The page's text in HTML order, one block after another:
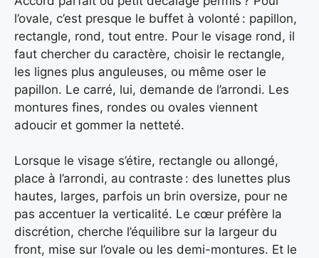
l’ovale, c’est presque le buffet à volonté : papillon,
rectangle, rond, tout entre. Pour le visage rond, il
faut chercher du caractère, choisir le rectangle,
les lignes plus anguleuses, ou même oser le
papillon. Le carré, lui, demande de l’arrondi. Les
montures fines, rondes ou ovales viennent
adoucir et gommer la netteté.
Lorsque le visage s’étire, rectangle ou allongé,
place à l’arrondi, au contraste : des lunettes plus
hautes, larges, parfois un brin oversize, pour ne
pas accentuer la verticalité. Le cœur préfère la
discrétion, cherche l’équilibre sur la largeur du
front, mise sur l’ovale ou les demi-montures. Et le